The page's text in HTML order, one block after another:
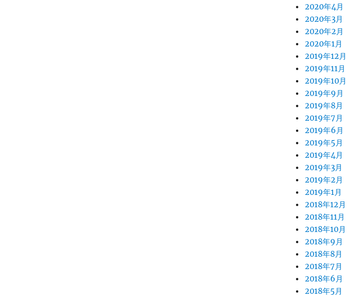
2020年4月
2020年3月
2020年2月
2020年1月
2019年12月
2019年11月
2019年10月
2019年9月
2019年8月
2019年7月
2019年6月
2019年5月
2019年4月
2019年3月
2019年2月
2019年1月
2018年12月
2018年11月
2018年10月
2018年9月
2018年8月
2018年7月
2018年6月
2018年5月